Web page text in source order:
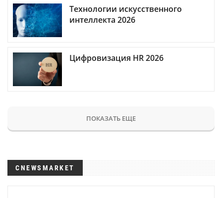
Технологии искусственного
интеллекта 2026
Цифровизация HR 2026
ПОКАЗАТЬ ЕЩЕ
CNEWSMARKET